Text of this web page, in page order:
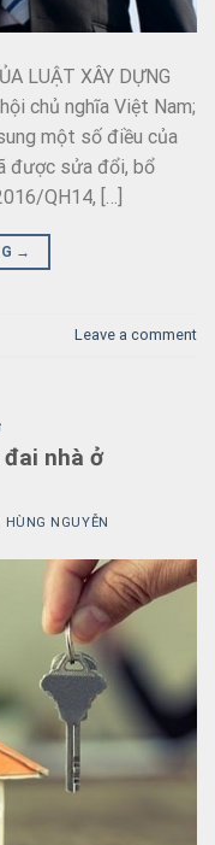
LUẬT XÂY DỰNG
chủ nghĩa Việt Nam;
một số điều của
được sửa đổi, bổ
QH14, […]
→
Leave a comment
nhà ở
HÙNG NGUYỄN